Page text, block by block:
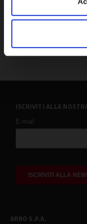
ARBO S.P.A.
ISCRIVITI ALLA